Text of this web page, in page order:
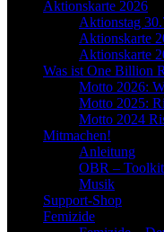
Aktionskarte 2026
Aktionstag
Aktionskarte
Aktionskarte
Was ist One Billion
Motto 2026:
Motto 2025:
Motto 2024
Mitmachen!
Anleitung
OBR –
Musik
Support-Shop
Femizide